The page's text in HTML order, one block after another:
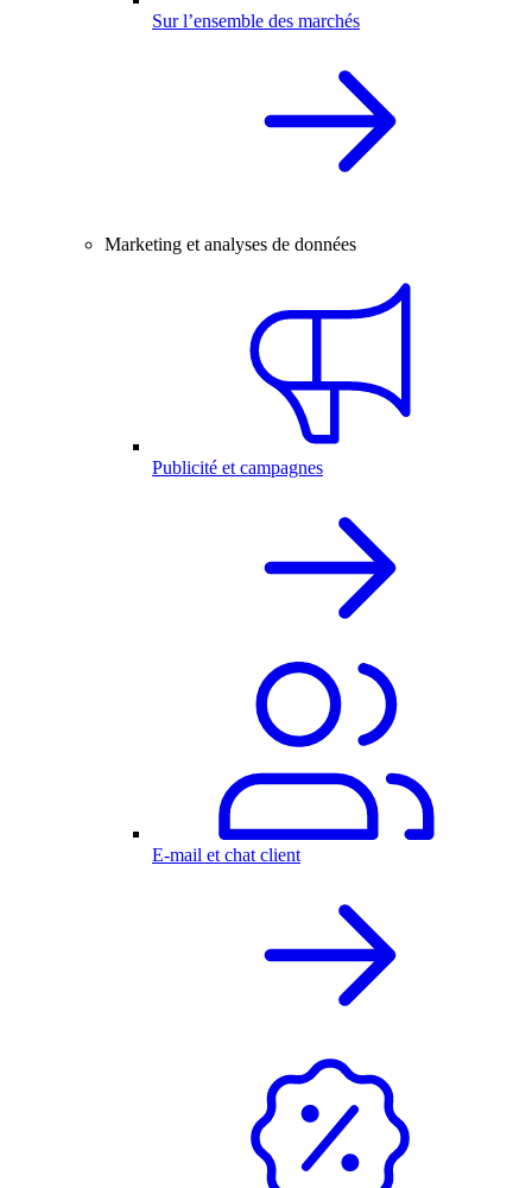
Sur l’ensemble des marchés
Marketing et analyses de données
Publicité et campagnes
E-mail et chat client